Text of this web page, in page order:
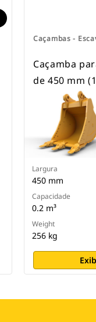
Caçambas -
Caçamba
de 450 mm
Largura
450 mm
Capacidade
0.2 m³
Weight
256 kg